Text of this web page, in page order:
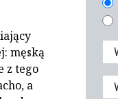
męską
z tego
a